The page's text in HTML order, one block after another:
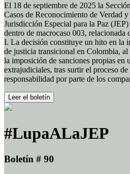
El 18 de septiembre de 2025 la
Casos de Reconocimiento de Verdad
Jurisdicción Especial para la Paz
dentro de macrocaso 003, relacionada
I. La decisión constituye un hito en la
de justicia transicional en Colombia,
la imposición de sanciones propias en
extrajudiciales, tras surtir el proceso
responsabilidad por parte de los
Leer el boletín
#LupaALaJEP
Boletín # 90